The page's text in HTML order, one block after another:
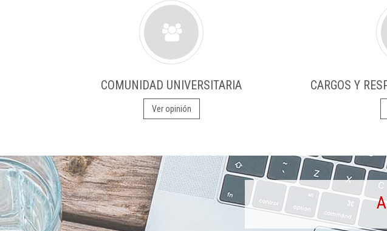
COMUNIDAD UNIVERSITARIA
Ver opinión
CARGOS Y